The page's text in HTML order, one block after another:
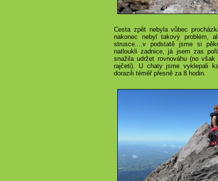
Cesta zpět nebyla vůbec
nakonec nebyl takový problém,
strusce....v podstatě jsme si
natloukli zadnice, já jsem zas
snažila udržet rovnováhu (no
rajčeti). U chaty jsme vyklepali
dorazili téměř přesně za 8 hodin.